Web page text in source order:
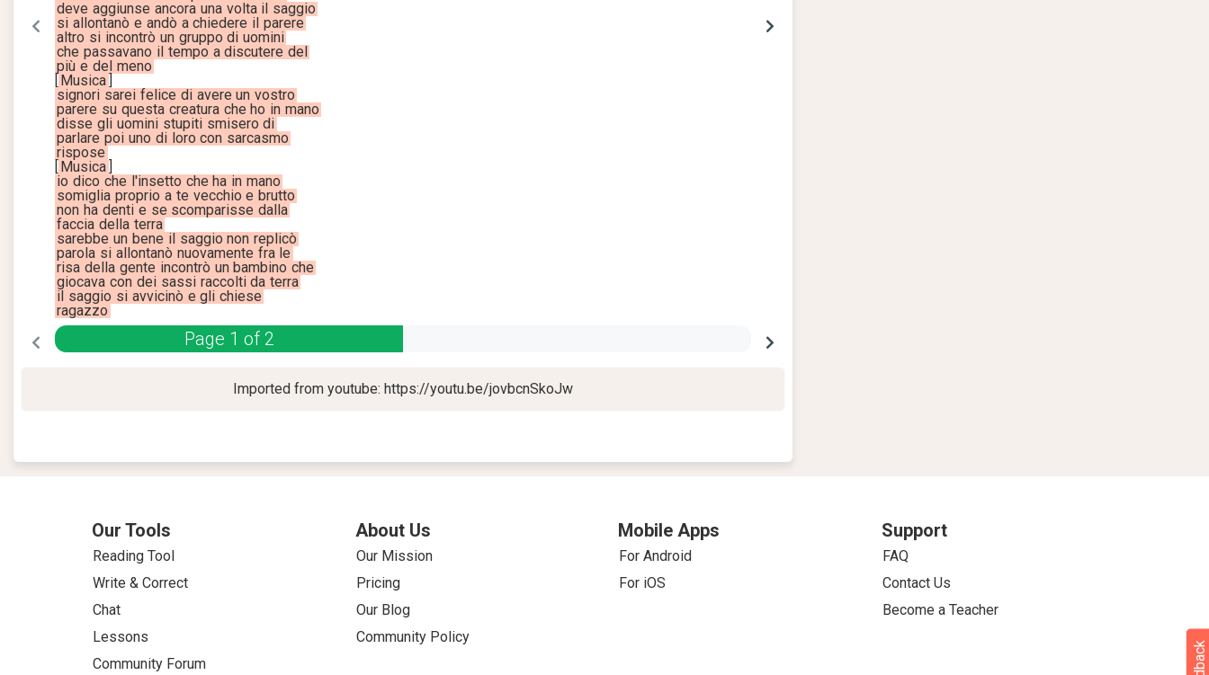
deve aggiunse ancora una volta il saggio
si allontanò e andò a chiedere il parere
altro si incontrò un gruppo di uomini
che passavano il tempo a discutere del
più e del meno
[Musica]
signori sarei felice di avere un vostro
parere su questa creatura che ho in mano
disse gli uomini stupiti smisero di
parlare poi uno di loro con sarcasmo
rispose
[Musica]
io dico che l'insetto che ha in mano
somiglia proprio a te vecchio e brutto
non ha denti e se scomparisse dalla
faccia della terra
sarebbe un bene il saggio non replicò
parola si allontanò nuovamente fra le
risa della gente incontrò un bambino che
giocava con dei sassi raccolti da terra
il saggio si avvicinò e gli chiese
ragazzo
Page 1 of 2
Imported from youtube: https://youtu.be/jovbcnSkoJw
Our Tools
Reading Tool
Write & Correct
Chat
Lessons
Community Forum
About Us
Our Mission
Pricing
Our Blog
Community Policy
Mobile Apps
For Android
For iOS
Support
FAQ
Contact Us
Become a Teacher